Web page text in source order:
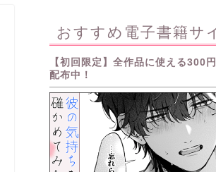
おすすめ電子書籍サ
【初回限定】全作品に使える300
配布中！